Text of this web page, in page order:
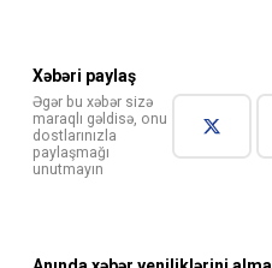
Xəbəri paylaş
Əgər bu xəbər sizə
maraqlı gəldisə, onu
dostlarınızla
paylaşmağı
unutmayın